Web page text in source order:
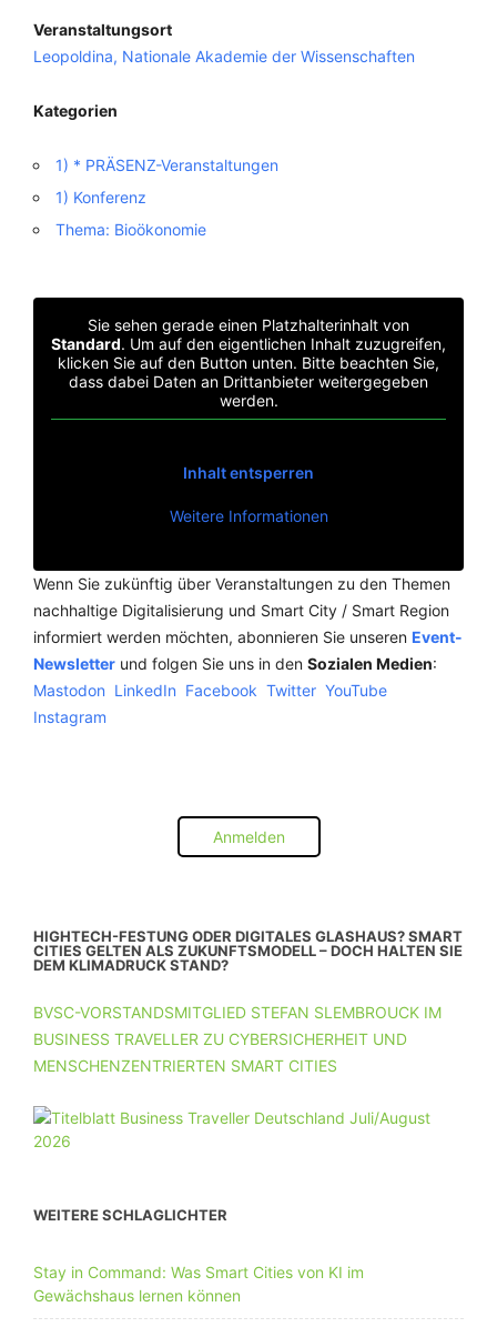
Veranstaltungsort
Leopoldina, Nationale Akademie der Wissenschaften
Kategorien
1) * PRÄSENZ-Veranstaltungen
1) Konferenz
Thema: Bioökonomie
Sie sehen gerade einen Platzhalterinhalt von
Standard. Um auf den eigentlichen Inhalt zuzugreifen,
klicken Sie auf den Button unten. Bitte beachten Sie,
dass dabei Daten an Drittanbieter weitergegeben
werden.
Inhalt entsperren
Weitere Informationen
Wenn Sie zukünftig über Veranstaltungen zu den Themen
nachhaltige Digitalisierung und Smart City / Smart Region
informiert werden möchten, abonnieren Sie unseren Event-
Newsletter und folgen Sie uns in den Sozialen Medien:
Mastodon LinkedIn Facebook Twitter YouTube
Instagram
Anmelden
HIGHTECH-FESTUNG ODER DIGITALES GLASHAUS? SMART
CITIES GELTEN ALS ZUKUNFTSMODELL – DOCH HALTEN SIE
DEM KLIMADRUCK STAND?
BVSC-VORSTANDSMITGLIED STEFAN SLEMBROUCK IM
BUSINESS TRAVELLER ZU CYBERSICHERHEIT UND
MENSCHENZENTRIERTEN SMART CITIES
WEITERE SCHLAGLICHTER
Stay in Command: Was Smart Cities von KI im
Gewächshaus lernen können